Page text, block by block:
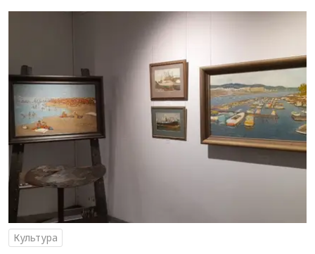
Культура